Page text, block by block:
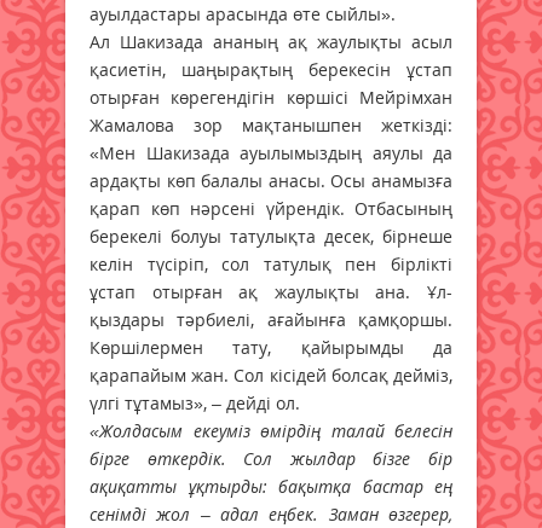
ауылдастары арасында өте сыйлы».
Ал Шакизада ананың ақ жаулықты асыл
қасиетін, шаңырақтың берекесін ұстап
отырған көрегендігін көршісі Мейрімхан
Жамалова зор мақтанышпен жеткізді:
«Мен Шакизада ауылымыздың аяулы да
ардақты көп балалы анасы. Осы анамызға
қарап көп нәрсені үйрендік. Отбасының
берекелі болуы татулықта десек, бірнеше
келін түсіріп, сол татулық пен бірлікті
ұстап отырған ақ жаулықты ана. Ұл-
қыздары тәрбиелі, ағайынға қамқоршы.
Көршілермен тату, қайырымды да
қарапайым жан. Сол кісідей болсақ дейміз,
үлгі тұтамыз», – дейді ол.
«Жолдасым екеуміз өмірдің талай белесін
бірге өткердік. Сол жылдар бізге бір
ақиқатты ұқтырды: бақытқа бастар ең
сенімді жол – адал еңбек. Заман өзгерер,